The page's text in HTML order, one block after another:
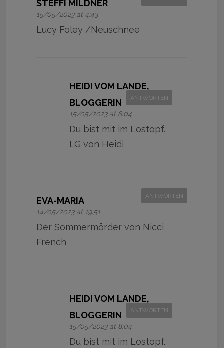
STEFFI MILDNER
15/05/2023 at 4:43
Lucy Foley /Neuschnee
HEIDI VOM LANDE,
BLOGGERIN
15/05/2023 at 8:04
ANTWORTEN
Du bist mit im Lostopf.
LG von Heidi
EVA-MARIA
14/05/2023 at 19:51
ANTWORTEN
Der Sommermörder von Nicci
French
HEIDI VOM LANDE,
BLOGGERIN
15/05/2023 at 8:04
ANTWORTEN
Du bist mit im Lostopf.